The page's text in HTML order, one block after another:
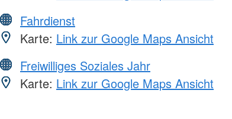
Fahrdienst
Karte: Link zur Google Maps Ansicht
Freiwilliges Soziales Jahr
Karte: Link zur Google Maps Ansicht